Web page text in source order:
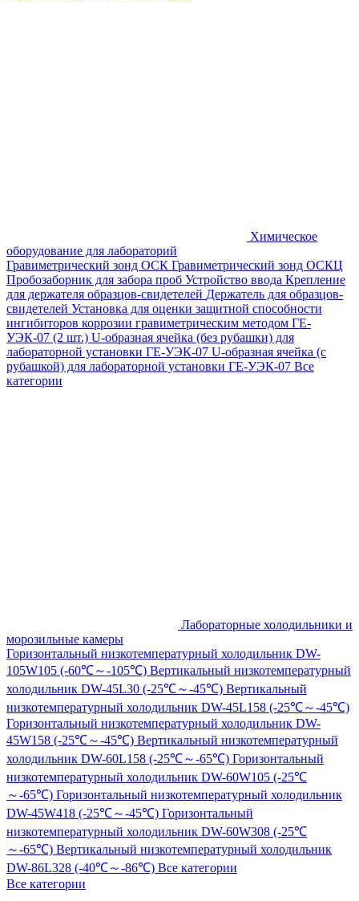
Химическое
оборудование для лабораторий
Гравиметрический зонд ОСК Гравиметрический зонд ОСКЦ
Пробозаборник для забора проб Устройство ввода Крепление
для держателя образцов-свидетелей Держатель для образцов-
свидетелей Установка для оценки защитной способности
ингибиторов коррозии гравиметрическим методом ГЕ-
УЭК-07 (2 шт.) U-образная ячейка (без рубашки) для
лабораторной установки ГЕ-УЭК-07 U-образная ячейка (с
рубашкой) для лабораторной установки ГЕ-УЭК-07 Все
категории
Лабораторные холодильники и
морозильные камеры
Горизонтальный низкотемпературный холодильник DW-
105W105 (-60℃～-105℃) Вертикальный низкотемпературный
холодильник DW-45L30 (-25℃～-45℃) Вертикальный
низкотемпературный холодильник DW-45L158 (-25℃～-45℃)
Горизонтальный низкотемпературный холодильник DW-
45W158 (-25℃～-45℃) Вертикальный низкотемпературный
холодильник DW-60L158 (-25℃～-65℃) Горизонтальный
низкотемпературный холодильник DW-60W105 (-25℃
～-65℃) Горизонтальный низкотемпературный холодильник
DW-45W418 (-25℃～-45℃) Горизонтальный
низкотемпературный холодильник DW-60W308 (-25℃
～-65℃) Вертикальный низкотемпературный холодильник
DW-86L328 (-40℃～-86℃) Все категории
Все категории